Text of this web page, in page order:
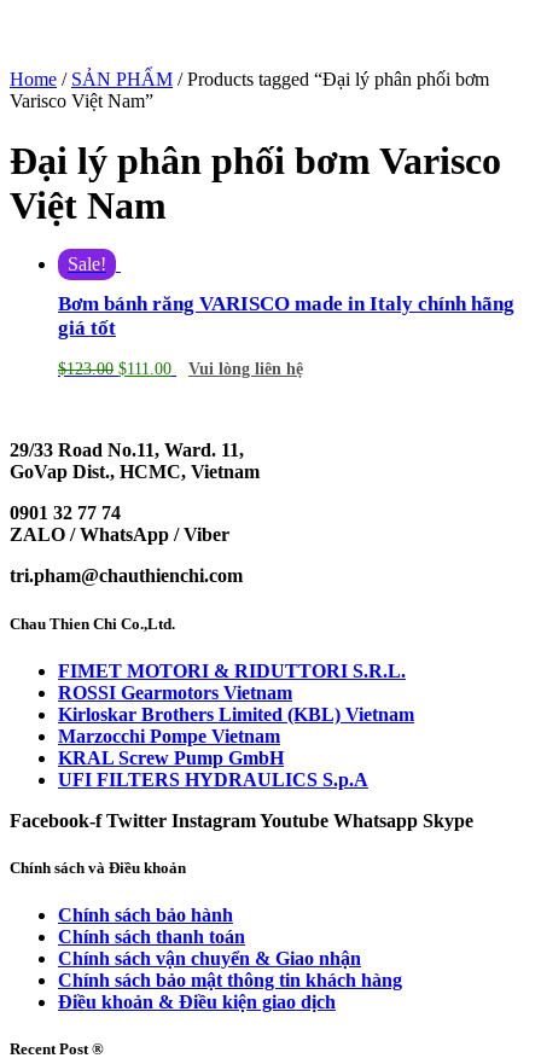
Home / SẢN PHẨM / Products tagged “Đại lý phân phối bơm
Varisco Việt Nam”
Đại lý phân phối bơm Varisco
Việt Nam
Sale!
Bơm bánh răng VARISCO made in Italy chính hãng
giá tốt
$123.00 $111.00 Vui lòng liên hệ
29/33 Road No.11, Ward. 11,
GoVap Dist., HCMC, Vietnam
0901 32 77 74
ZALO / WhatsApp / Viber
tri.pham@chauthienchi.com
Chau Thien Chi Co.,Ltd.
FIMET MOTORI & RIDUTTORI S.R.L.
ROSSI Gearmotors Vietnam
Kirloskar Brothers Limited (KBL) Vietnam
Marzocchi Pompe Vietnam
KRAL Screw Pump GmbH
UFI FILTERS HYDRAULICS S.p.A
Facebook-f Twitter InstagramYoutube Whatsapp Skype
Chính sách và Điều khoản
Chính sách bảo hành
Chính sách thanh toán
Chính sách vận chuyển & Giao nhận
Chính sách bảo mật thông tin khách hàng
Điều khoản & Điều kiện giao dịch
Recent Post ®